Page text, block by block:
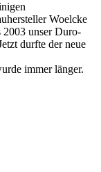
Woelcke
2003 unser Duro-
durfte der neue
immer länger.